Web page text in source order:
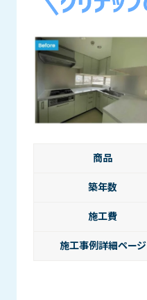
商品
築年数
施工費
施工事例詳細ページ